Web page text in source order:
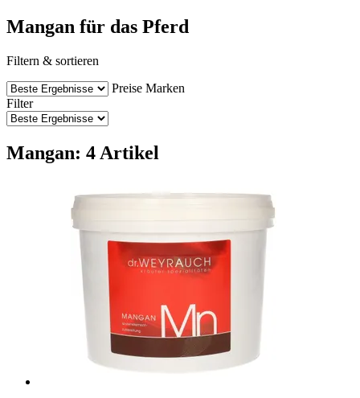
Mangan für das Pferd
Filtern & sortieren
Preise Marken
Filter
Mangan: 4 Artikel